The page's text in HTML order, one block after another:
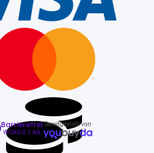
Barrierefrei
WCAG-2.1-AA
Bereitgestellt von